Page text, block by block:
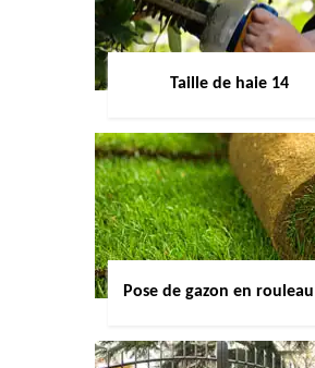
Taille de haie 14
Pose de gazon en